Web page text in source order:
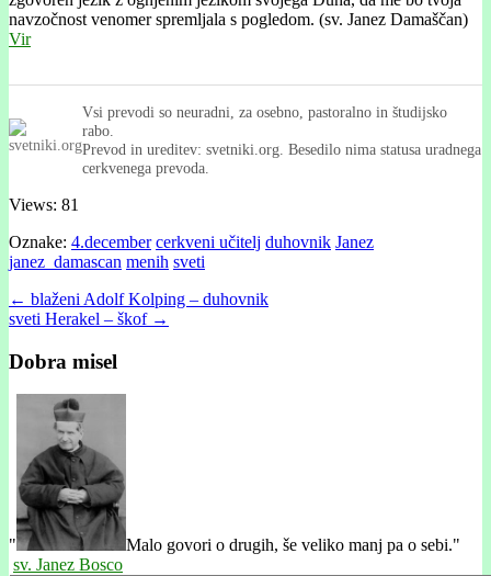
navzočnost venomer spremljala s pogledom. (sv. Janez Damaščan)
Vir
Vsi prevodi so neuradni, za osebno, pastoralno in študijsko
rabo.
Prevod in ureditev: svetniki.org. Besedilo nima statusa uradnega
cerkvenega prevoda.
Views: 81
Oznake: 4.december cerkveni učitelj duhovnik Janez
janez_damascan menih sveti
Post
navigation
← blaženi Adolf Kolping – duhovnik
sveti Herakel – škof →
Dobra misel
"
Malo govori o drugih, še veliko manj pa o sebi."
sv. Janez Bosco